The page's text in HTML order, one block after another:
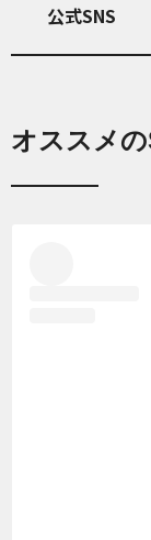
公式SNS
オススメ